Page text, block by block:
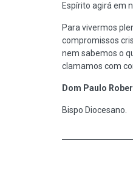
Espírito agirá em
Para vivermos
compromissos
nem sabemos o
clamamos com
Dom Paulo
Bispo Diocesano.